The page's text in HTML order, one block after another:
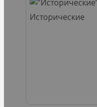
Исторические